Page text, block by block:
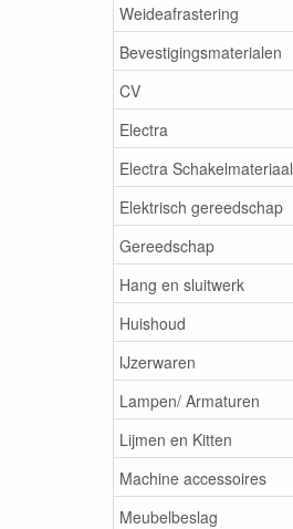
Weideafrastering
Bevestigingsmaterialen
CV
Electra
Electra Schakelmateriaal
Elektrisch gereedschap
Gereedschap
Hang en sluitwerk
Huishoud
IJzerwaren
Lampen/ Armaturen
Lijmen en Kitten
Machine accessoires
Meubelbeslag